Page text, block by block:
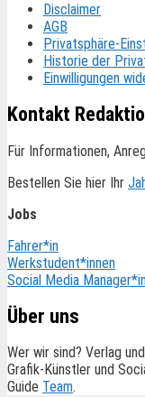
Disclaimer
AGB
Privatsphäre-
Historie der
Einwilligungen
Kontakt
Für Informationen,
Bestellen Sie hier Ihr
Jobs
Fahrer*in
Werkstudent*innen
Social Media
Über uns
Wer wir sind? Verlag
Grafik-Künstler und
Guide Team.